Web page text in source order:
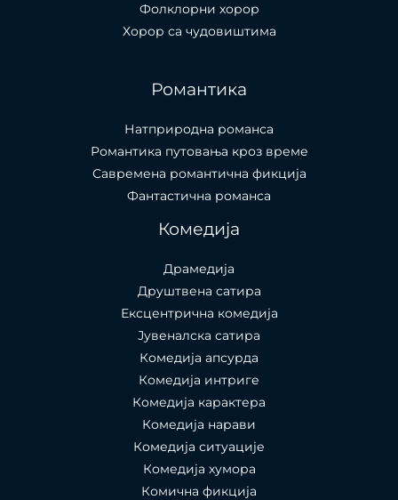
Фолклорни хорор
Хорор са чудовиштима
Романтика
Натприродна романса
Романтика путовања кроз време
Савремена романтична фикција
Фантастична романса
Комедија
Драмедија
Друштвена сатира
Ексцентрична комедија
Јувеналска сатира
Комедија апсурда
Комедија интриге
Комедија карактера
Комедија нарави
Комедија ситуације
Комедија хумора
Комична фикција